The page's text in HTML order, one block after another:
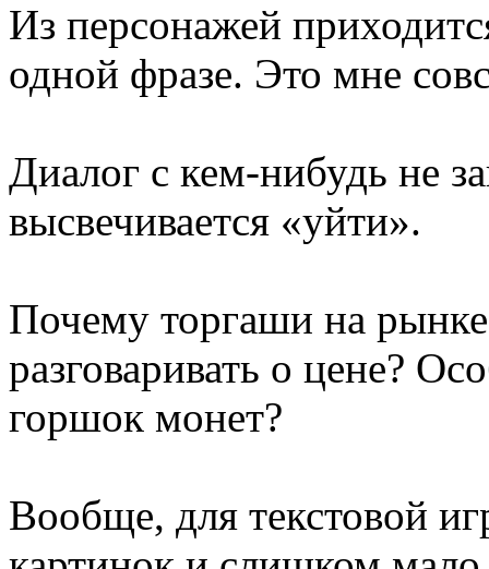
Из персонажей
одной фразе. Это мне
Диалог с кем-нибудь не
высвечивается «уйти».
Почему торгаши на
разговаривать о цене?
горшок монет?
Вообще, для текстовой